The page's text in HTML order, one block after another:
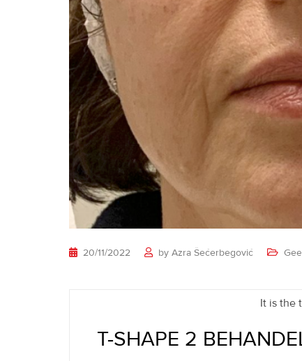
20/11/2022 by Azra Šećerbegović
It is the
T-SHAPE 2